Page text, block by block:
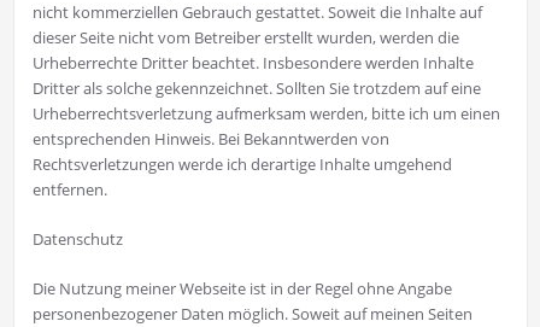
nicht kommerziellen Gebrauch gestattet. Soweit die Inhalte auf
dieser Seite nicht vom Betreiber erstellt wurden, werden die
Urheberrechte Dritter beachtet. Insbesondere werden Inhalte
Dritter als solche gekennzeichnet. Sollten Sie trotzdem auf eine
Urheberrechtsverletzung aufmerksam werden, bitte ich um einen
entsprechenden Hinweis. Bei Bekanntwerden von
Rechtsverletzungen werde ich derartige Inhalte umgehend
entfernen.
Datenschutz
Die Nutzung meiner Webseite ist in der Regel ohne Angabe
personenbezogener Daten möglich. Soweit auf meinen Seiten